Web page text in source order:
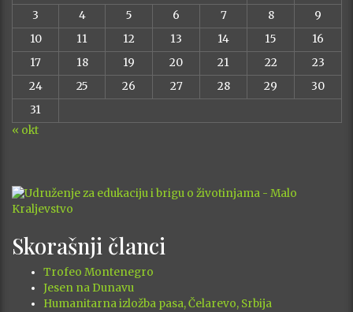
3
4 5 6 7 8
9
10
11 12 13 14 15
16
17
18 19 20 21 22
23
24
25 26 27 28 29
30
31
« okt
Skorašnji članci
Trofeo Montenegro
Jesen na Dunavu
Humanitarna izložba pasa, Čelarevo, Srbija